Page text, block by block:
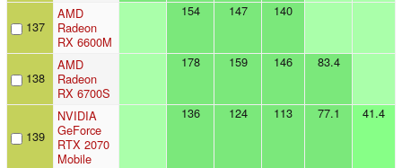
137
AMD
Radeon
RX 6600M
154 147 140
138
AMD
Radeon
RX 6700S
178 159 146 83.4
139
NVIDIA
GeForce
RTX 2070
Mobile
136 124 113 77.1 41.4